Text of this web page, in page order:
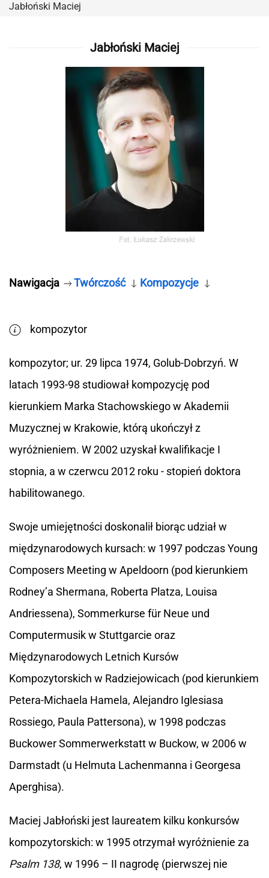
Jabłoński Maciej
Jabłoński Maciej
Nawigacja Twórczość Kompozycje
kompozytor
kompozytor; ur. 29 lipca 1974, Golub-Dobrzyń. W
latach 1993-98 studiował kompozycję pod
kierunkiem Marka Stachowskiego w Akademii
Muzycznej w Krakowie, którą ukończył z
wyróżnieniem. W 2002 uzyskał kwalifikacje I
stopnia, a w czerwcu 2012 roku - stopień doktora
habilitowanego.
Swoje umiejętności doskonalił biorąc udział w
międzynarodowych kursach: w 1997 podczas Young
Composers Meeting w Apeldoorn (pod kierunkiem
Rodney’a Shermana, Roberta Platza, Louisa
Andriessena), Sommerkurse für Neue und
Computermusik w Stuttgarcie oraz
Międzynarodowych Letnich Kursów
Kompozytorskich w Radziejowicach (pod kierunkiem
Petera-Michaela Hamela, Alejandro Iglesiasa
Rossiego, Paula Pattersona), w 1998 podczas
Buckower Sommerwerkstatt w Buckow, w 2006 w
Darmstadt (u Helmuta Lachenmanna i Georgesa
Aperghisa).
Maciej Jabłoński jest laureatem kilku konkursów
kompozytorskich: w 1995 otrzymał wyróżnienie za
Psalm 138, w 1996 – II nagrodę (pierwszej nie